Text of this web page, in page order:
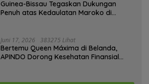
Guinea-Bissau Tegaskan Dukungan
Penuh atas Kedaulatan Maroko di
Juni 17, 2026 383275 Lihat
Bertemu Queen Máxima di Belanda,
APINDO Dorong Kesehatan Finansial